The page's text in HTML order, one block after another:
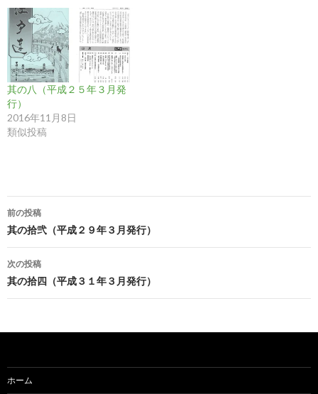
其の八（平成２５年３月発
行）
2016年11月8日
類似投稿
投
稿
ナ
ビ
ゲ
ー
ョ
前の投稿
其の拾弐（平成２９年３月発行）
次の投稿
其の拾四（平成３１年３月発行）
ホーム